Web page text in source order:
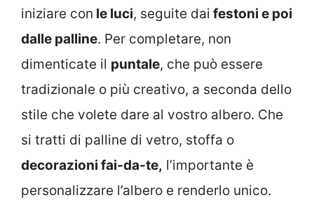
iniziare con le luci, seguite dai festoni e poi
dalle palline. Per completare, non
dimenticate il puntale, che può essere
tradizionale o più creativo, a seconda dello
stile che volete dare al vostro albero. Che
si tratti di palline di vetro, stoffa o
decorazioni fai-da-te, l’importante è
personalizzare l’albero e renderlo unico.